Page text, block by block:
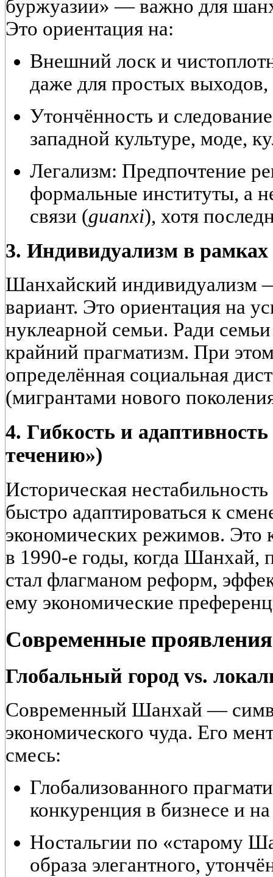
буржуазии» — важно для
Это ориентация на:
Внешний лоск и
даже для простых выходов,
Утончённость и
западной культуре, моде,
Легализм: Предпочтение
формальные институты, а
связи (guanxi), хотя
3. Индивидуализм в
Шанхайский индивидуализм
вариант. Это ориентация на
нуклеарной семьи. Ради
крайний прагматизм. При
определённая социальная
(мигрантами нового
4. Гибкость и
течению»)
Историческая
быстро адаптироваться к
экономических режимов. Это
в 1990-е годы, когда Шанхай,
стал флагманом реформ,
ему экономические
Современные
Глобальный город vs.
Современный Шанхай —
экономического чуда. Его
смесь:
Глобализованного
конкуренция в бизнесе и
Ностальгии по «старому
образа элегантного,